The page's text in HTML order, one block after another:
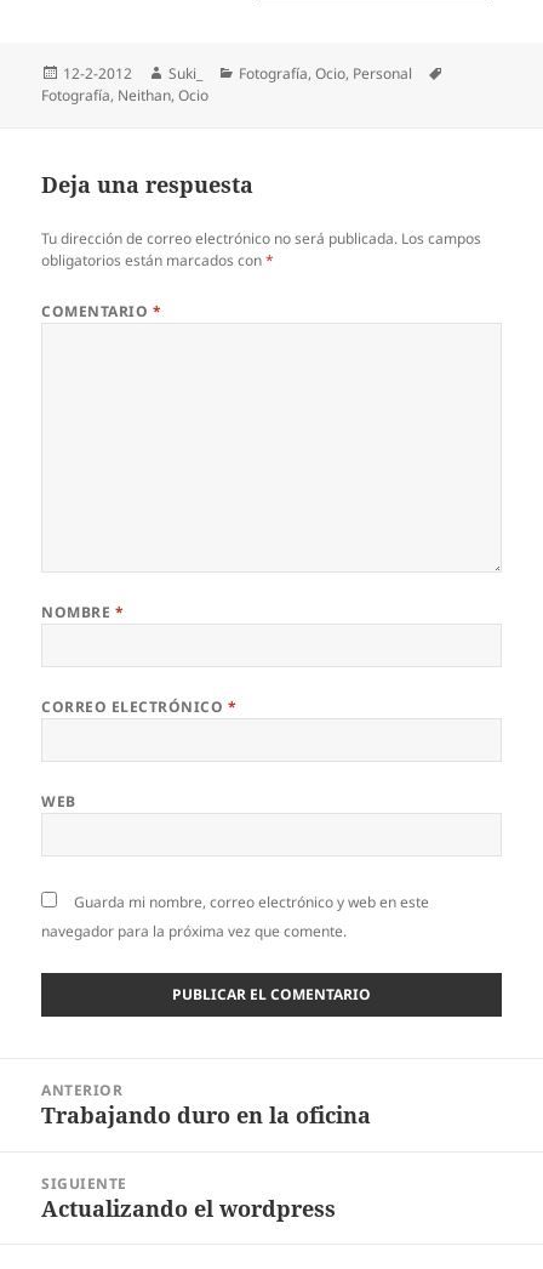
Publicado
el
12-2-2012 Autor
Suki_ Categorías
Fotografí­a,Ocio, Personal
Fotografí­a, Neithan,Ocio
Deja una respuesta
Tu dirección de correo electrónico no será publicada. Los campos
obligatorios están marcados con*
COMENTARIO *
NOMBRE *
CORREO ELECTRÓNICO *
WEB
Guarda mi nombre, correo electrónico y web en este
navegador para la próxima vez que comente.
entradas
ANTERIOR
Entrada
Trabajando duro en la oficina
SIGUIENTE
Entrada
Actualizando el wordpress